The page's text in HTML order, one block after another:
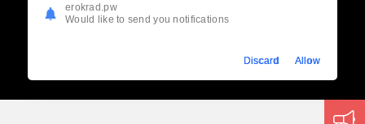
erokrad.pw
Would like to send you notifications
Discard Allow